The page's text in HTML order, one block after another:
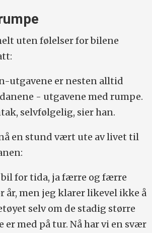
uten følelser for bilene
utgavene er nesten alltid
- utgavene med rumpe.
selvfølgelig, sier han.
en stund vært ute av livet til
for tida, ja færre og færre
år, men jeg klarer likevel ikke å
selv om de stadig større
er med på tur. Nå har vi en svær